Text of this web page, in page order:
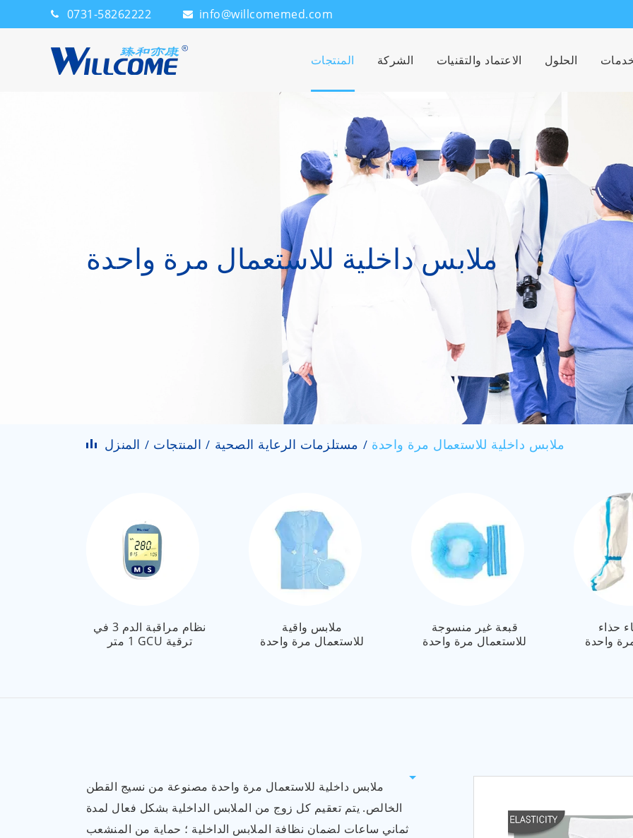
0731-58262222 info@willcomemed.com
المنتجات الشركة الاعتماد والتقنيات الحلول
ملابس داخلية للاستعمال مرة واحدة
المنزل المنتجات مستلزمات الرعاية الصحية ملابس داخلية للاستعمال مرة واحدة
نظام مراقبة الدم 3 في
1 متر GCU ترقية
ملابس واقية
للاستعمال مرة واحدة
قبعة غير منسوجة
للاستعمال مرة واحدة
حذاء
واحدة
ملابس داخلية للاستعمال مرة واحدة مصنوعة من نسيج القطن
الخالص. يتم تعقيم كل زوج من الملابس الداخلية بشكل فعال لمدة
ثماني ساعات لضمان نظافة الملابس الداخلية ؛ حماية من المنشعب